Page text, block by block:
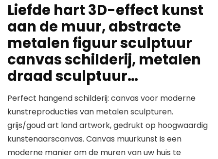
Liefde hart 3D-effect kunst
aan de muur, abstracte
metalen figuur sculptuur
canvas schilderij, metalen
draad sculptuur…
Perfect hangend schilderij: canvas voor moderne
kunstreproducties van metalen sculpturen.
grijs/goud art land artwork, gedrukt op hoogwaardig
kunstenaarscanvas. Canvas muurkunst is een
moderne manier om de muren van uw huis te